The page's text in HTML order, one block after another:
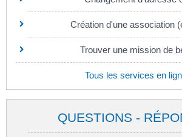
Création d'une association
Trouver une mission de
Tous les services en
QUESTIONS -